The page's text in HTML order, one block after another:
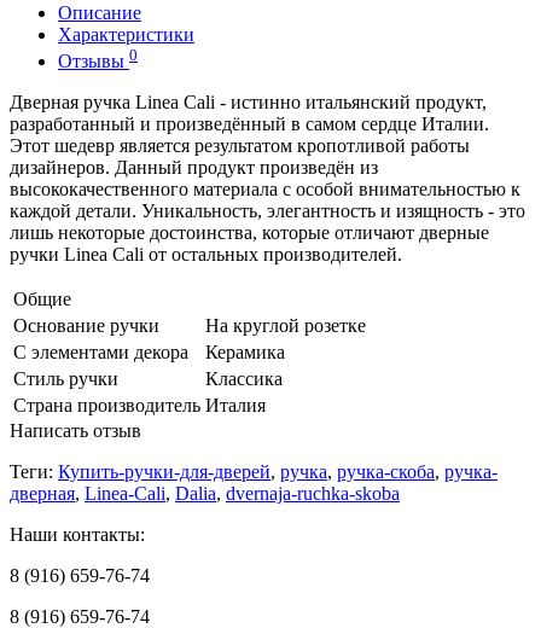
Описание
Характеристики
Отзывы 0
Дверная ручка Linea Cali - истинно итальянский продукт,
разработанный и произведённый в самом сердце Италии.
Этот шедевр является результатом кропотливой работы
дизайнеров. Данный продукт произведён из
высококачественного материала с особой внимательностью к
каждой детали. Уникальность, элегантность и изящность - это
лишь некоторые достоинства, которые отличают дверные
ручки Linea Cali от остальных производителей.
Общие
Основание ручки
На круглой розетке
С элементами декора
Керамика
Стиль ручки
Классика
Страна производитель Италия
Написать отзыв
Теги: Купить-ручки-для-дверей, ручка, ручка-скоба, ручка-
дверная, Linea-Cali, Dalia, dvernaja-ruchka-skoba
Наши контакты:
8 (916) 659-76-74
8 (916) 659-76-74